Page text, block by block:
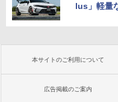
lus」軽量
本サイトのご利用について
広告掲載のご案内